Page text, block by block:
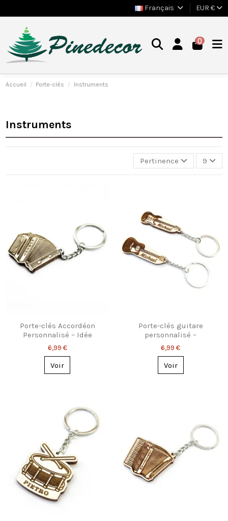
Français EUR €
0
Accueil Porte-clés Instruments
Instruments
Pertinence 9
Porte-clés Accordéon
Personnalisé – Idée
Cadeau pour Musicien
6,99 €
Voir
Porte-clés guitare
personnalisé –
acoustique ou électrique
6,99 €
Voir